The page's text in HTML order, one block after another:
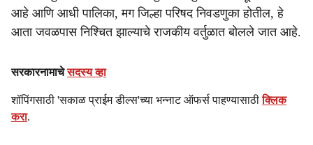
आहे आणि आधी पालिका, मग जिल्हा परिषद निवडणुका होतील, हे
आता जवळपास निश्चित झाल्याचे राजकीय वर्तुळात बोलले जात आहे.
सरकारनामाचेसदस्य व्हा
शॉपिंगसाठी 'सकाळ प्राईम डील्स'च्या भन्नाट ऑफर्स पाहण्यासाठीक्लिक
करा.